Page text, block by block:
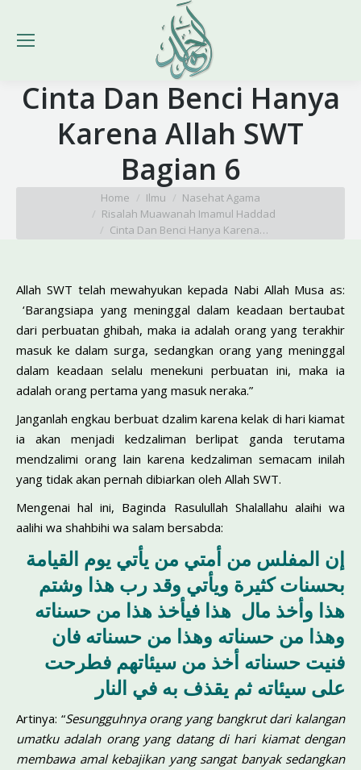
Cinta Dan Benci Hanya
Karena Allah SWT
Bagian 6
Home Ilmu
Nasehat Agama
Risalah Muawanah Imamul Haddad
Cinta Dan Benci Hanya Karena…
Allah SWT telah mewahyukan kepada Nabi Allah Musa as:
‘Barangsiapa yang meninggal dalam keadaan bertaubat
dari perbuatan ghibah, maka ia adalah orang yang terakhir
masuk ke dalam surga, sedangkan orang yang meninggal
dalam keadaan selalu menekuni perbuatan ini, maka ia
adalah orang pertama yang masuk neraka.”
Janganlah engkau berbuat dzalim karena kelak di hari kiamat
ia akan menjadi kedzaliman berlipat ganda terutama
mendzalimi orang lain karena kedzaliman semacam inilah
yang tidak akan pernah dibiarkan oleh Allah SWT.
Mengenai hal ini, Baginda Rasulullah Shalallahu alaihi wa
aalihi wa shahbihi wa salam bersabda:
إن المفلس من أمتي من يأتي يوم القيامة
بحسنات كثيرة ويأتي وقد رب هذا وشتم
هذا وأخذ مال هذا فيأخذ هذا من حسناته
وهذا من حسناته وهذا من حسناته فان
فنيت حسناته أخذ من سيئاتهم فطرحت
على سيئاته ثم يقذف به في النار
Artinya: “Sesungguhnya orang yang bangkrut dari kalangan
umatku adalah orang yang datang di hari kiamat dengan
membawa amal kebajikan yang sangat banyak sedangkan